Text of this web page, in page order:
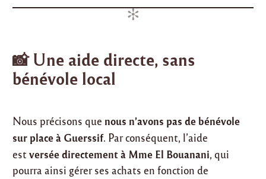
📸 Une aide directe, sans
bénévole local
Nous précisons que nous n’avons pas de bénévole
sur place à Guerssif. Par conséquent, l’aide
estversée directement à Mme El Bouanani, qui
pourra ainsi gérer ses achats en fonction de